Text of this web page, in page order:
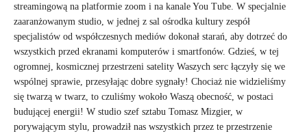
streamingową na platformie zoom i na kanale You Tube. W specjalnie
zaaranżowanym studio, w jednej z sal ośrodka kultury zespół
specjalistów od współczesnych mediów dokonał starań, aby dotrzeć do
wszystkich przed ekranami komputerów i smartfonów. Gdzieś, w tej
ogromnej, kosmicznej przestrzeni satelity Waszych serc łączyły się we
wspólnej sprawie, przesyłając dobre sygnały! Chociaż nie widzieliśmy
się twarzą w twarz, to czuliśmy wokoło Waszą obecność, w postaci
budującej energii! W studio szef sztabu Tomasz Mizgier, w
porywającym stylu, prowadził nas wszystkich przez te przestrzenie